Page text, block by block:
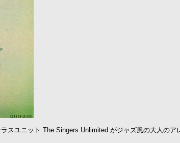
スユニット The Singers Unlimited がジャズ風の大人のア